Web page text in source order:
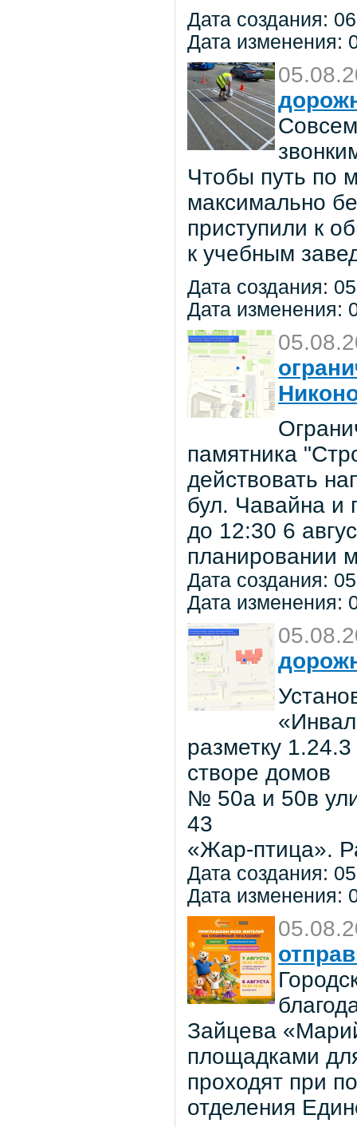
Дата создания:
Дата изменения:
Чтобы путь по
максимально
приступили к
к учебным
Дата создания:
Дата изменения:
памятника
действовать
бул. Чавайна и
до 12:30 6
планировании
Дата создания:
Дата изменения:
разметку
створе домов
№ 50а и 50в
43
«Жар-птица».
Дата создания:
Дата изменения:
Зайцева
площадками
проходят при
отделения